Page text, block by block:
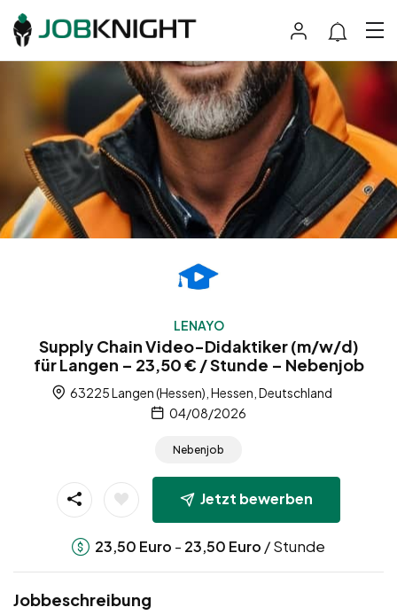
LENAYO
Supply Chain Video-Didaktiker (m/w/d)
für Langen – 23,50 € / Stunde – Nebenjob
63225 Langen (Hessen), Hessen, Deutschland
04/08/2026
Nebenjob
Jetzt bewerben
23,50 Euro - 23,50 Euro / Stunde
Jobbeschreibung